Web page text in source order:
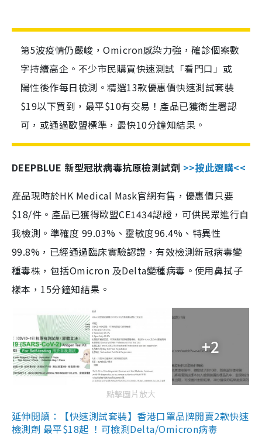
第5波疫情仍嚴峻，Omicron感染力強，確診個案數
字持續高企。不少市民購買快速測試「看門口」或
陽性後作每日檢測。精選13款優惠價快速測試套裝
$19以下買到，最平$10有交易！產品已獲衛生署認
可，或通過歐盟標準，最快10分鐘知結果。
DEEPBLUE 新型冠狀病毒抗原檢測試劑 >>按此選購<<
產品現時於HK Medical Mask官網有售，優惠價只要
$18/件。產品已獲得歐盟CE1434認證，可供民眾進行自
我檢測。準確度 99.03%、靈敏度96.4%、特異性
99.8%，已經通過臨床實驗認證，有效檢測新冠病毒變
種毒株，包括Omicron 及Delta變種病毒。使用鼻拭子
樣本，15分鐘知結果。
+2
點擊圖片放大
延伸閱讀：【快速測試套裝】香港口罩品牌開賣2款快速
檢測劑 最平$18起 ！可檢測Delta/Omicron病毒